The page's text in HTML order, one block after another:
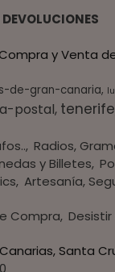
y Venta
de-gran-canaria
postal tenerife
Radios,
y Billetes
Artesanía,
Compra
Santa